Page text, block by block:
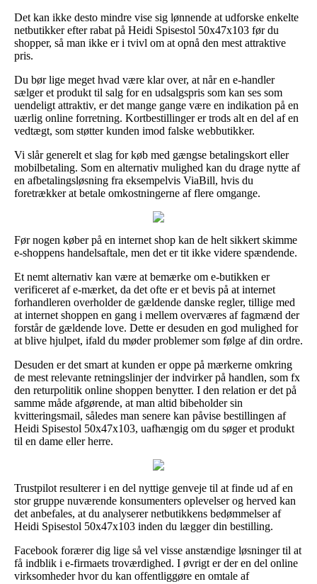
Det kan ikke desto mindre vise sig lønnende at udforske enkelte
netbutikker efter rabat på Heidi Spisestol 50x47x103 før du
shopper, så man ikke er i tvivl om at opnå den mest attraktive
pris.
Du bør lige meget hvad være klar over, at når en e-handler
sælger et produkt til salg for en udsalgspris som kan ses som
uendeligt attraktiv, er det mange gange være en indikation på en
uærlig online forretning. Kortbestillinger er trods alt en del af en
vedtægt, som støtter kunden imod falske webbutikker.
Vi slår generelt et slag for køb med gængse betalingskort eller
mobilbetaling. Som en alternativ mulighed kan du drage nytte af
en afbetalingsløsning fra eksempelvis ViaBill, hvis du
foretrækker at betale omkostningerne af flere omgange.
Før nogen køber på en internet shop kan de helt sikkert skimme
e-shoppens handelsaftale, men det er tit ikke videre spændende.
Et nemt alternativ kan være at bemærke om e-butikken er
verificeret af e-mærket, da det ofte er et bevis på at internet
forhandleren overholder de gældende danske regler, tillige med
at internet shoppen en gang i mellem overværes af fagmænd der
forstår de gældende love. Dette er desuden en god mulighed for
at blive hjulpet, ifald du møder problemer som følge af din ordre.
Desuden er det smart at kunden er oppe på mærkerne omkring
de mest relevante retningslinjer der indvirker på handlen, som fx
den returpolitik online shoppen benytter. I den relation er det på
samme måde afgørende, at man altid bibeholder sin
kvitteringsmail, således man senere kan påvise bestillingen af
Heidi Spisestol 50x47x103, uafhængig om du søger et produkt
til en dame eller herre.
Trustpilot resulterer i en del nyttige genveje til at finde ud af en
stor gruppe nuværende konsumenters oplevelser og herved kan
det anbefales, at du analyserer netbutikkens bedømmelser af
Heidi Spisestol 50x47x103 inden du lægger din bestilling.
Facebook forærer dig lige så vel visse anstændige løsninger til at
få indblik i e-firmaets troværdighed. I øvrigt er der en del online
virksomheder hvor du kan offentliggøre en omtale af